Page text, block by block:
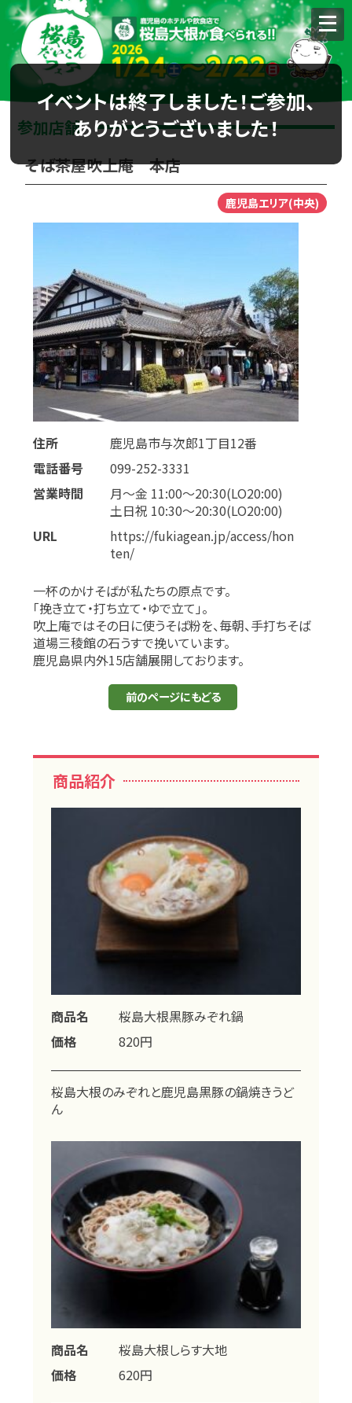
イベントは終了しました！ご参加、
ありがとうございました！
参加店舗
そば茶屋吹上庵 本店
鹿児島エリア(中央)
住所
鹿児島市与次郎1丁目12番
電話番号
099-252-3331
営業時間
月～金 11:00～20:30(LO20:00)
土日祝 10:30～20:30(LO20:00)
URL
https://fukiagean.jp/access/hon
ten/
一杯のかけそばが私たちの原点です。
「挽き立て・打ち立て・ゆで立て」。
吹上庵ではその日に使うそば粉を、毎朝、手打ちそば
道場三稜館の石うすで挽いています。
鹿児島県内外15店舗展開しております。
前のページにもどる
商品紹介
商品名
桜島大根黒豚みぞれ鍋
価格
820円
桜島大根のみぞれと鹿児島黒豚の鍋焼きうど
ん
商品名
桜島大根しらす大地
価格
620円